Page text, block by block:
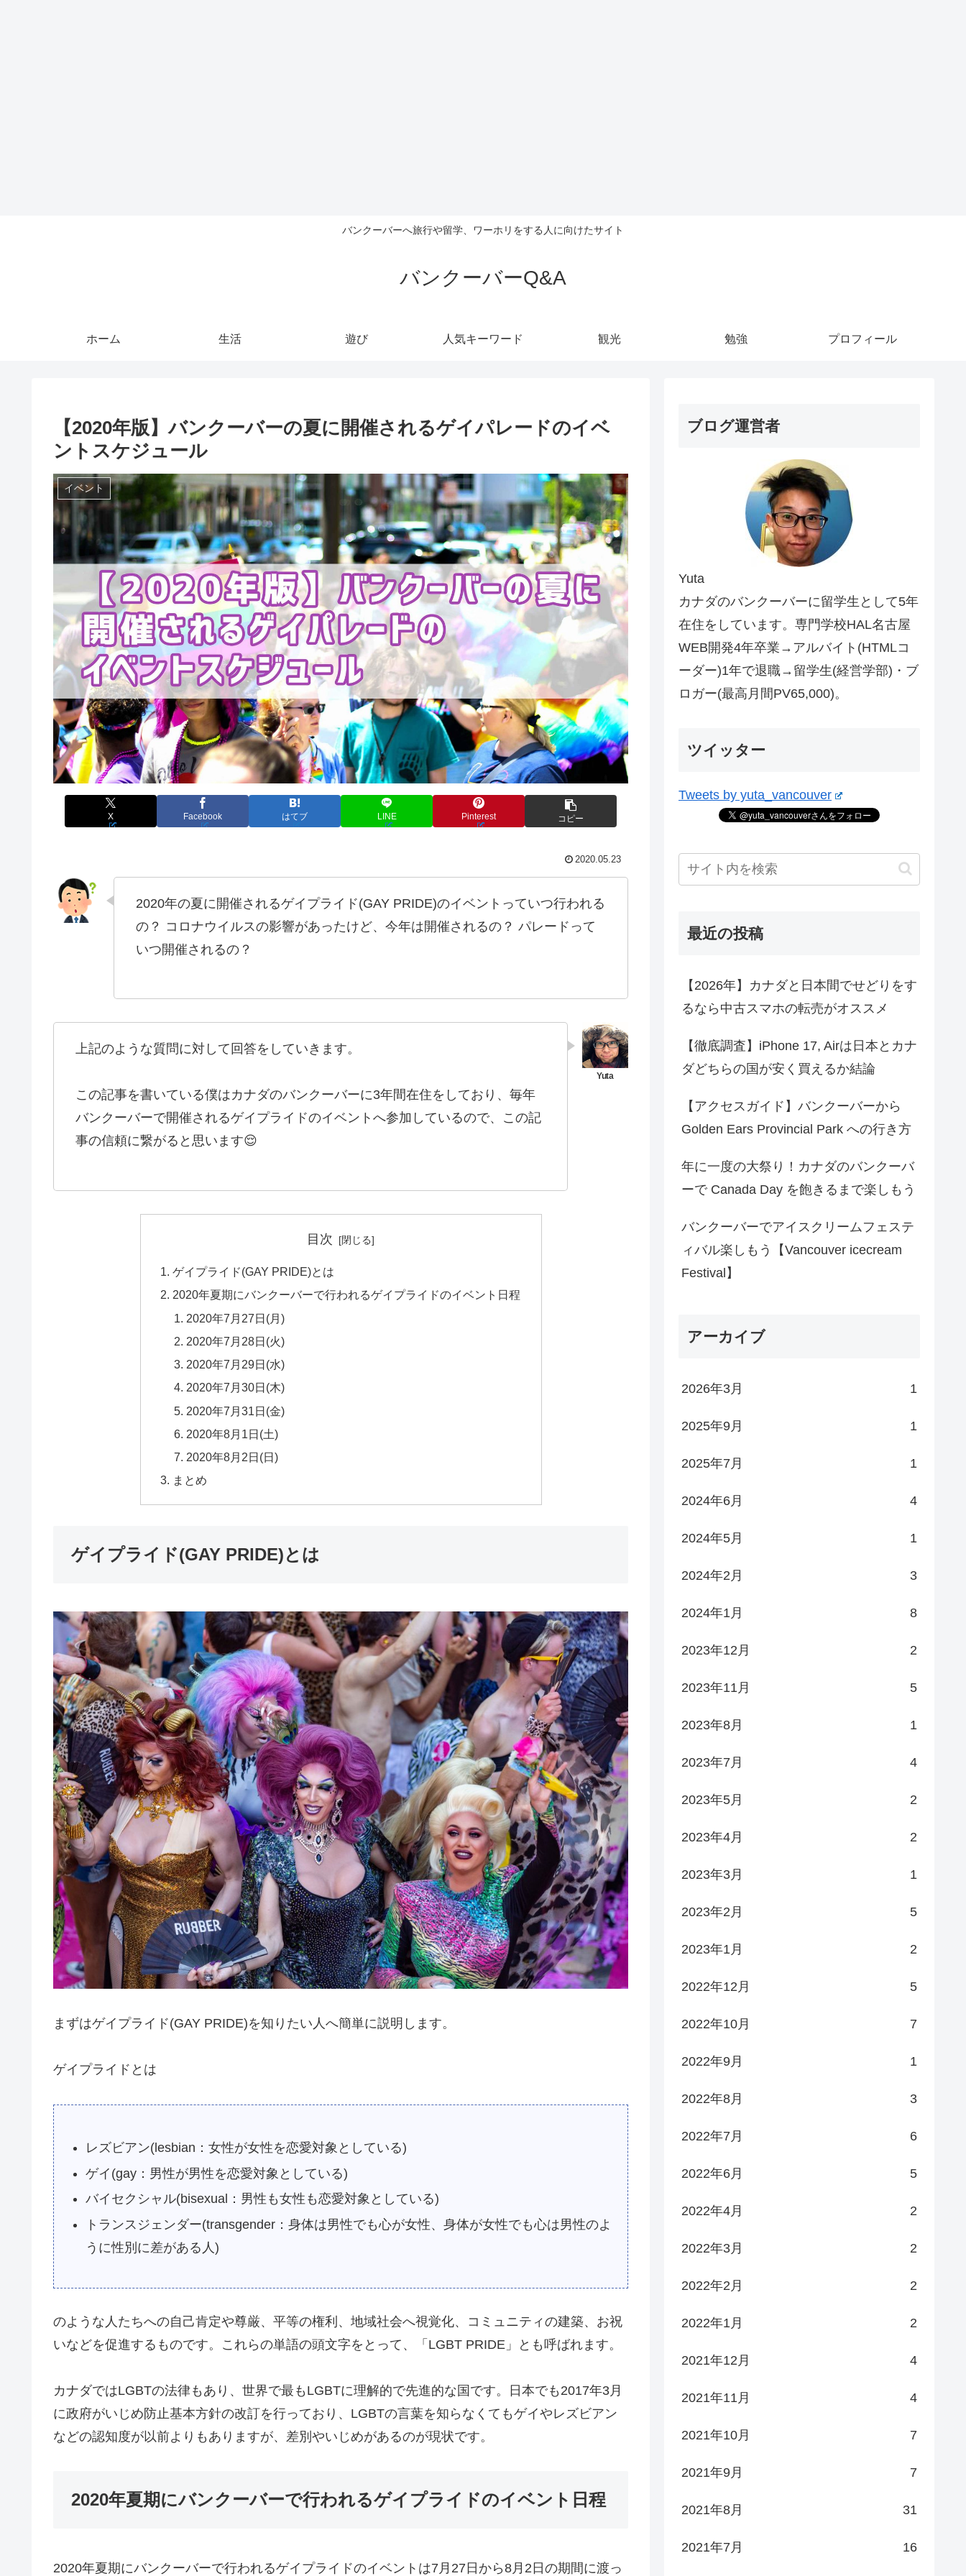
バンクーバーへ旅行や留学、ワーホリをする人に向けたサイト
バンクーバーQ&A
ホーム 生活 遊び 人気キーワード 観光 勉強 プロフィール
【2020年版】バンクーバーの夏に開催されるゲイパレードのイベ
ントスケジュール
イベント
X Facebook はてブ LINE Pinterest コピー
2020.05.23
2020年の夏に開催されるゲイプライド(GAY PRIDE)のイベントっていつ行われる
の？ コロナウイルスの影響があったけど、今年は開催されるの？ パレードって
いつ開催されるの？
上記のような質問に対して回答をしていきます。
この記事を書いている僕はカナダのバンクーバーに3年間在住をしており、毎年
バンクーバーで開催されるゲイプライドのイベントへ参加しているので、この記
事の信頼に繋がると思います😌
目次
ゲイプライド(GAY PRIDE)とは
2020年夏期にバンクーバーで行われるゲイプライドのイベント日程
2020年7月27日(月)
2020年7月28日(火)
2020年7月29日(水)
2020年7月30日(木)
2020年7月31日(金)
2020年8月1日(土)
2020年8月2日(日)
まとめ
ゲイプライド(GAY PRIDE)とは
まずはゲイプライド(GAY PRIDE)を知りたい人へ簡単に説明します。
ゲイプライドとは
レズビアン(lesbian：女性が女性を恋愛対象としている)
ゲイ(gay：男性が男性を恋愛対象としている)
バイセクシャル(bisexual：男性も女性も恋愛対象としている)
トランスジェンダー(transgender：身体は男性でも心が女性、身体が女性でも心は男性のよ
うに性別に差がある人)
のような人たちへの自己肯定や尊厳、平等の権利、地域社会へ視覚化、コミュニティの建築、お祝
いなどを促進するものです。これらの単語の頭文字をとって、「LGBT PRIDE」とも呼ばれます。
カナダではLGBTの法律もあり、世界で最もLGBTに理解的で先進的な国です。日本でも2017年3月
に政府がいじめ防止基本方針の改訂を行っており、LGBTの言葉を知らなくてもゲイやレズビアン
などの認知度が以前よりもありますが、差別やいじめがあるのが現状です。
2020年夏期にバンクーバーで行われるゲイプライドのイベント日程
2020年夏期にバンクーバーで行われるゲイプライドのイベントは7月27日から8月2日の期間に渡っ
ブログ運営者
Yuta
カナダのバンクーバーに留学生として5年
在住をしています。専門学校HAL名古屋
WEB開発4年卒業→アルバイト(HTMLコ
ーダー)1年で退職→留学生(経営学部)・ブ
ロガー(最高月間PV65,000)。
ツイッター
Tweets by yuta_vancouver
最近の投稿
【2026年】カナダと日本間でせどりをす
るなら中古スマホの転売がオススメ
【徹底調査】iPhone 17, Airは日本とカナ
ダどちらの国が安く買えるか結論
【アクセスガイド】バンクーバーから
Golden Ears Provincial Park への行き方
年に一度の大祭り！カナダのバンクーバ
ーで Canada Day を飽きるまで楽しもう
バンクーバーでアイスクリームフェステ
ィバル楽しもう【Vancouver icecream
Festival】
アーカイブ
2026年3月 1
2025年9月 1
2025年7月 1
2024年6月 4
2024年5月 1
2024年2月 3
2024年1月 8
2023年12月 2
2023年11月 5
2023年8月 1
2023年7月 4
2023年5月 2
2023年4月 2
2023年3月 1
2023年2月 5
2023年1月 2
2022年12月 5
2022年10月 7
2022年9月 1
2022年8月 3
2022年7月 6
2022年6月 5
2022年4月 2
2022年3月 2
2022年2月 2
2022年1月 2
2021年12月 4
2021年11月 4
2021年10月 7
2021年9月 7
2021年8月 31
2021年7月 16